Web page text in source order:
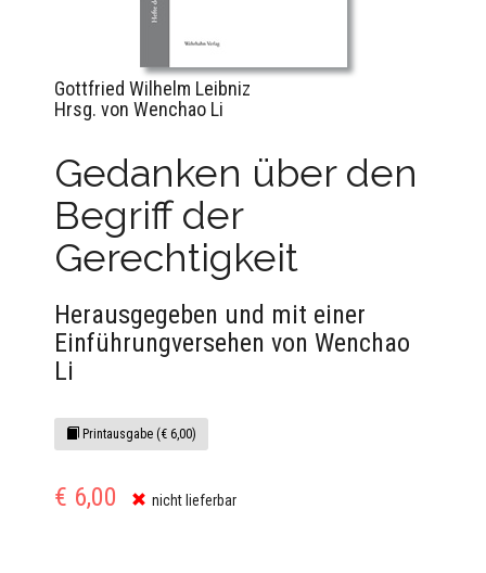
Gottfried Wilhelm Leibniz
Hrsg. von Wenchao Li
Gedanken über den
Begriff der
Gerechtigkeit
Herausgegeben und mit einer
Einführungversehen von Wenchao
Li
Printausgabe (€ 6,00)
€ 6,00 nicht lieferbar